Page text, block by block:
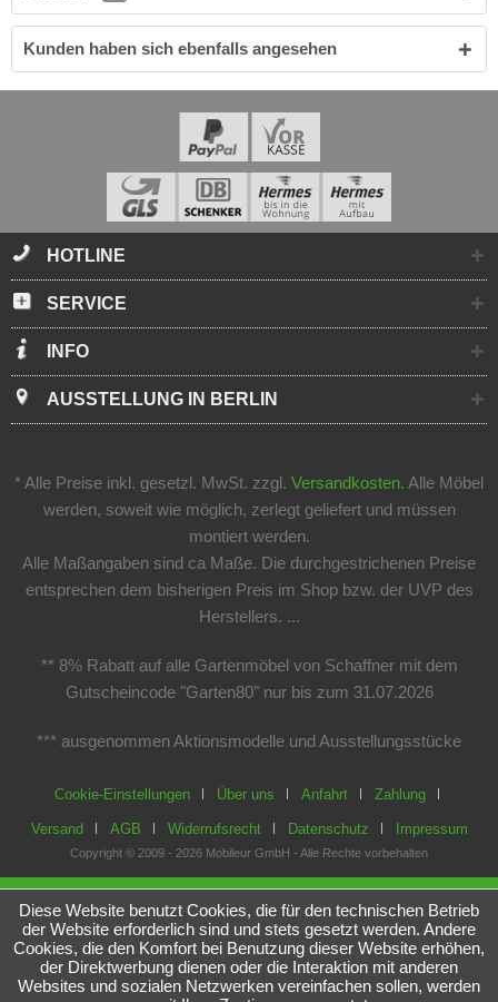
Kunden haben sich ebenfalls angesehen
HOTLINE
SERVICE
INFO
AUSSTELLUNG IN BERLIN
* Alle Preise inkl. gesetzl. MwSt. zzgl. Versandkosten. Alle Möbel
werden, soweit wie möglich, zerlegt geliefert und müssen
montiert werden.
Alle Maßangaben sind ca Maße. Die durchgestrichenen Preise
entsprechen dem bisherigen Preis im Shop bzw. der UVP des
Herstellers. ...
** 8% Rabatt auf alle Gartenmöbel von Schaffner mit dem
Gutscheincode "Garten80" nur bis zum 31.07.2026
*** ausgenommen Aktionsmodelle und Ausstellungsstücke
Cookie-Einstellungen Über uns Anfahrt Zahlung
Versand AGB Widerrufsrecht Datenschutz Impressum
Copyright © 2009 - 2026 Mobileur GmbH - Alle Rechte vorbehalten
Diese Website benutzt Cookies, die für den technischen Betrieb
der Website erforderlich sind und stets gesetzt werden. Andere
Cookies, die den Komfort bei Benutzung dieser Website erhöhen,
der Direktwerbung dienen oder die Interaktion mit anderen
Websites und sozialen Netzwerken vereinfachen sollen, werden